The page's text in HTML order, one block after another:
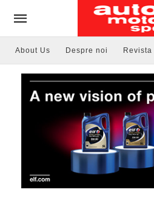
About Us Despre noi Revista